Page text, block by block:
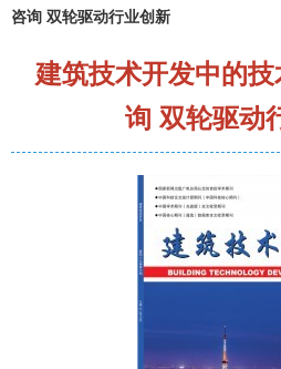
咨询 双轮驱动行业创新
建筑技术开发中的
询 双轮驱动